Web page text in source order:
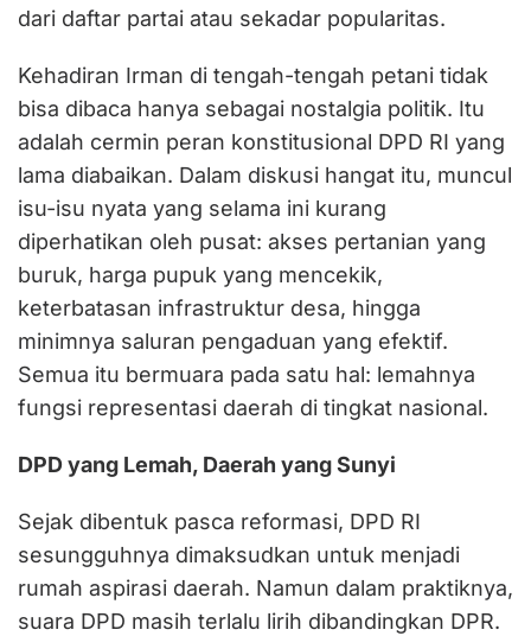
dari daftar partai atau sekadar popularitas.
Kehadiran Irman di tengah-tengah petani tidak
bisa dibaca hanya sebagai nostalgia politik. Itu
adalah cermin peran konstitusional DPD RI yang
lama diabaikan. Dalam diskusi hangat itu, muncul
isu-isu nyata yang selama ini kurang
diperhatikan oleh pusat: akses pertanian yang
buruk, harga pupuk yang mencekik,
keterbatasan infrastruktur desa, hingga
minimnya saluran pengaduan yang efektif.
Semua itu bermuara pada satu hal: lemahnya
fungsi representasi daerah di tingkat nasional.
DPD yang Lemah, Daerah yang Sunyi
Sejak dibentuk pasca reformasi, DPD RI
sesungguhnya dimaksudkan untuk menjadi
rumah aspirasi daerah. Namun dalam praktiknya,
suara DPD masih terlalu lirih dibandingkan DPR.